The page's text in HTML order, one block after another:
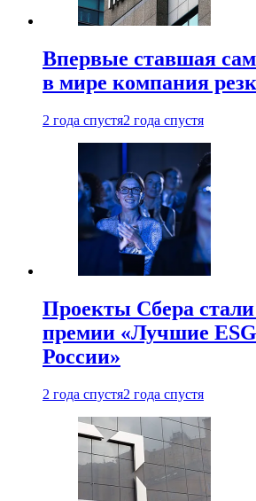
Впервые ставшая
в мире компания
2 года спустя2 года спустя
Проекты Сбера
премии «Лучшие
России»
2 года спустя2 года спустя